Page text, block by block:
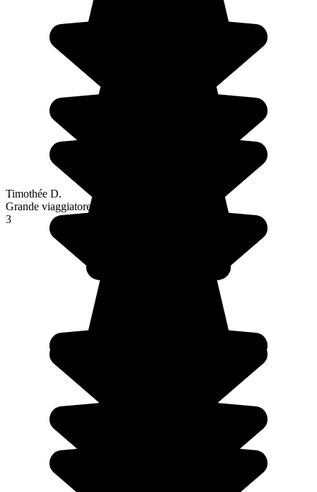
Timothée D.
Grande viaggiatore
3